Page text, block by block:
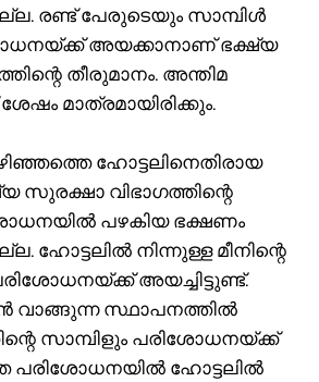
രണ്ട് പേരുടെയും സാമ്പിൾ
അയക്കാനാണ് ഭക്ഷ്യ
തീരുമാനം. അന്തിമ
മാത്രമായിരിക്കും.
ഹോട്ടലിനെതിരായ
സുരക്ഷാ വിഭാഗത്തിന്റെ
പഴകിയ ഭക്ഷണം
ഹോട്ടലിൽ നിന്നുള്ള മീനിന്റെ
അയച്ചിട്ടുണ്ട്.
വാങ്ങുന്ന സ്ഥാപനത്തിൽ
സാമ്പിളും പരിശോധനയ്ക്ക്
പരിശോധനയിൽ ഹോട്ടലിൽ